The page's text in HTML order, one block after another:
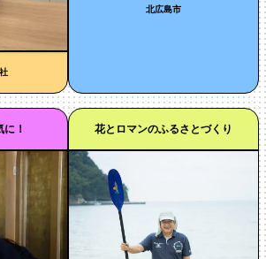
北広島市
！ 花とロマンのふるさとづくり